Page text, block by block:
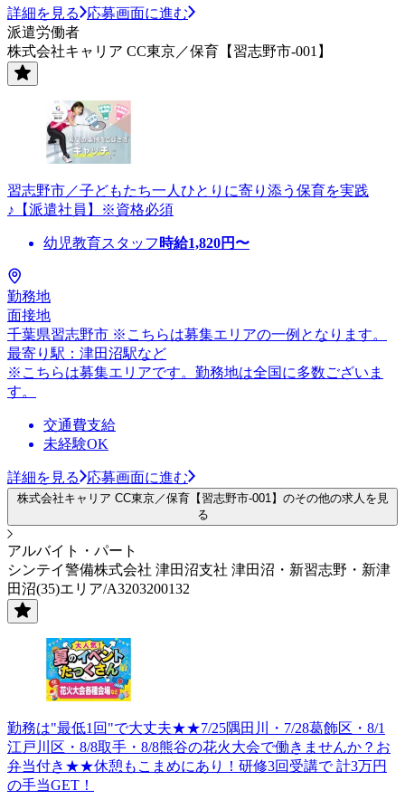
詳細を見る
応募画面に進む
派遣労働者
株式会社キャリア CC東京／保育【習志野市-001】
習志野市／子どもたち一人ひとりに寄り添う保育を実践
♪【派遣社員】※資格必須
幼児教育スタッフ 時給1,820円〜
勤務地
面接地
千葉県習志野市 ※こちらは募集エリアの一例となります。
最寄り駅：津田沼駅など
※こちらは募集エリアです。勤務地は全国に多数ございま
す。
交通費支給
未経験OK
詳細を見る 応募画面に進む
株式会社キャリア CC東京／保育【習志野市-001】のその他の求人を見
る
アルバイト・パート
シンテイ警備株式会社 津田沼支社 津田沼・新習志野・新津
田沼(35)エリア/A3203200132
勤務は"最低1回"で大丈夫★★7/25隅田川・7/28葛飾区・8/1
江戸川区・8/8取手・8/8熊谷の花火大会で働きませんか？お
弁当付き★★休憩もこまめにあり！研修3回受講で 計3万円
の手当GET！